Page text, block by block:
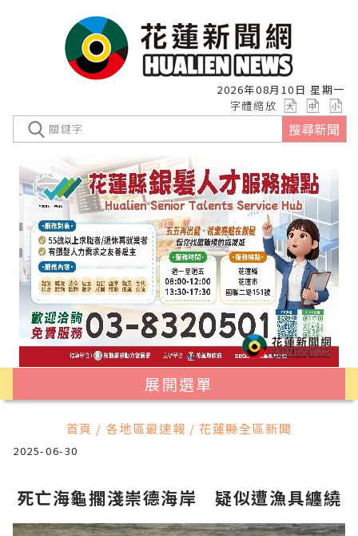
2026年08月10日 星期一
字體縮放
搜尋新聞
展開選單
首頁 / 各地區最速報 / 花蓮縣全區新聞
2025-06-30
死亡海龜擱淺崇德海岸 疑似遭漁具纏繞